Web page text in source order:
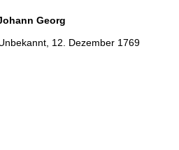
Georg
12. Dezember 1769